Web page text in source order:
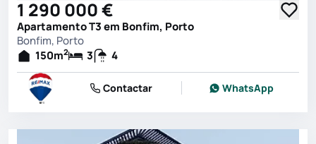
1 290 000 €
Apartamento T3 em Bonfim, Porto
Bonfim, Porto
150m2 3 4
Contactar WhatsApp